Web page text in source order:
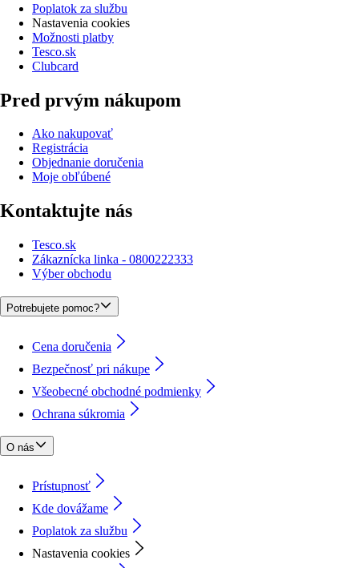
Poplatok za službu
Nastavenia cookies
Možnosti platby
Tesco.sk
Clubcard
Pred prvým nákupom
Ako nakupovať
Registrácia
Objednanie doručenia
Moje obľúbené
Kontaktujte nás
Tesco.sk
Zákaznícka linka - 0800222333
Výber obchodu
Potrebujete pomoc?
Cena doručenia
Bezpečnosť pri nákupe
Všeobecné obchodné podmienky
Ochrana súkromia
O nás
Prístupnosť
Kde dovážame
Poplatok za službu
Nastavenia cookies